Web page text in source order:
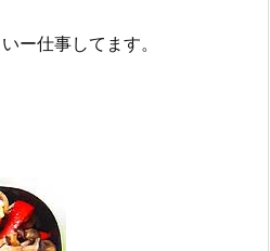
ー仕事してます。